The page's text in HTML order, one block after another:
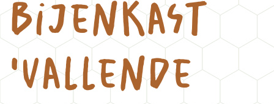
bijenkast
'vallende